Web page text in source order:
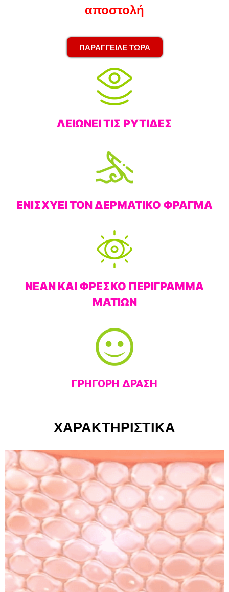
αποστολή
ΠΑΡΑΓΓΕΙΛΕ ΤΩΡΑ
ΛΕΙΩΝΕΙ ΤΙΣ ΡΥΤΙΔΕΣ
ΕΝΙΣΧΥΕΙ ΤΟΝ ΔΕΡΜΑΤΙΚΟ ΦΡΑΓΜΑ
ΝΕΑΝ ΚΑΙ ΦΡΕΣΚΟ ΠΕΡΙΓΡΑΜΜΑ
ΜΑΤΙΩΝ
ΓΡΗΓΟΡΗ ΔΡΑΣΗ
ΧΑΡΑΚΤΗΡΙΣΤΙΚΑ